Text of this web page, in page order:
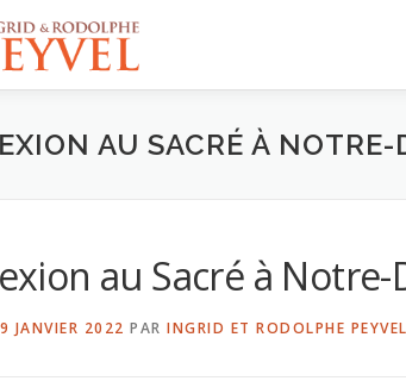
AU SACRÉ À NOTRE-
au Sacré à
JANVIER 2022 PAR INGRID ET RODOLPHE PEYVEL